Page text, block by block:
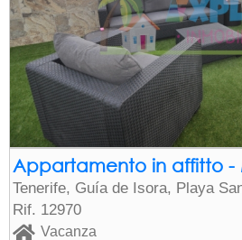
Appartamento in affitto -
Tenerife, Guía de Isora, Playa
Rif. 12970
Vacanza